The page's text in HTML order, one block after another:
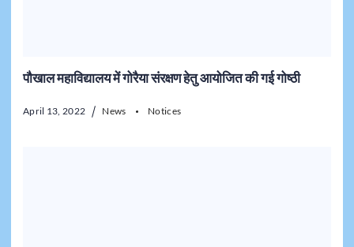
पौखाल महाविद्यालय में गोरैया संरक्षण हेतु आयोजित की गई गोष्ठी
April 13, 2022 News Notices